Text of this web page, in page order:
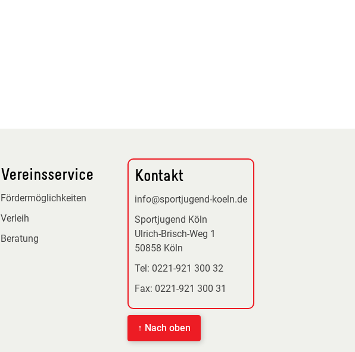
Vereinsservice
Fördermöglichkeiten
Verleih
Beratung
Kontakt
info@sportjugend-koeln.de
Sportjugend Köln
Ulrich-Brisch-Weg 1
50858 Köln
Tel: 0221-921 300 32
Fax: 0221-921 300 31
↑ Nach oben